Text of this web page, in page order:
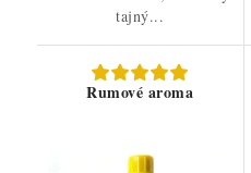
tajný...
Rumové aroma